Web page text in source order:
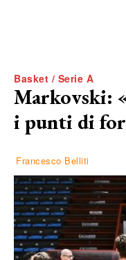
Basket / Serie A
Markovski:
i punti di
Francesco Belliti